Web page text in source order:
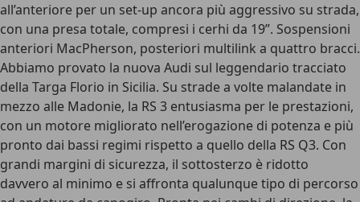
all’anteriore per un set-up ancora più aggressivo su strada,
con una presa totale, compresi i cerhi da 19”. Sospensioni
anteriori MacPherson, posteriori multilink a quattro bracci.
Abbiamo provato la nuova Audi sul leggendario tracciato
della Targa Florio in Sicilia. Su strade a volte malandate in
mezzo alle Madonie, la RS 3 entusiasma per le prestazioni,
con un motore migliorato nell’erogazione di potenza e più
pronto dai bassi regimi rispetto a quello della RS Q3. Con
grandi margini di sicurezza, il sottosterzo è ridotto
davvero al minimo e si affronta qualunque tipo di percorso